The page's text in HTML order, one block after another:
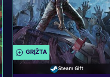
GRĮŽTA
Steam Gift